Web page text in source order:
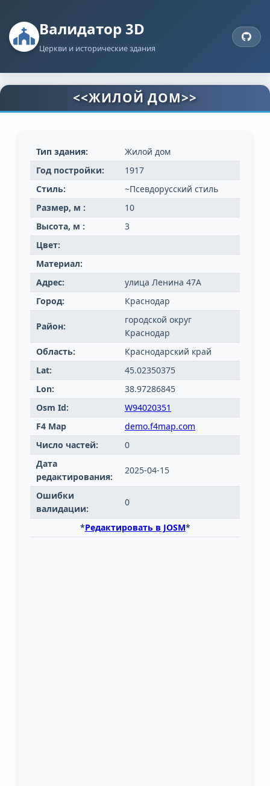
Валидатор 3D
Церкви и исторические здания
<<ЖИЛОЙ ДОМ>>
Тип здания:
Жилой дом
Год постройки:
1917
Стиль:
~Псевдорусский стиль
Размер, м :
10
Высота, м :
3
Цвет:
Материал:
Адрес:
улица Ленина 47А
Город:
Краснодар
Район:
городской округ
Краснодар
Область:
Краснодарский край
Lat:
45.02350375
Lon:
38.97286845
Osm Id:
W94020351
F4 Map
demo.f4map.com
Число частей:
0
Дата
редактирования:
2025-04-15
Ошибки
валидации:
0
*Редактировать в JOSM*